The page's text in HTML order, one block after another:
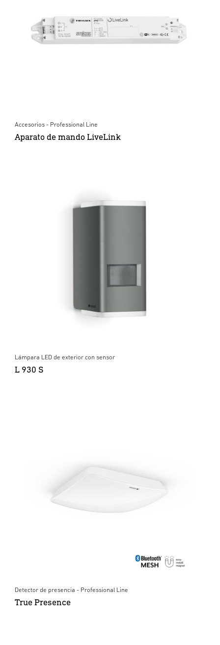
Accesorios - Professional Line
Aparato de mando LiveLink
Lámpara LED de exterior con sensor
L 930 S
Detector de presencia - Professional Line
True Presence